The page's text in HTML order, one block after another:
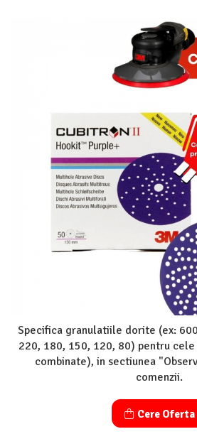
Tinichigerie
Specifica granulatiile dorite (ex:
220, 180, 150, 120, 80) pentru
combinate), in sectiunea
comenzii.
Cere Oferta